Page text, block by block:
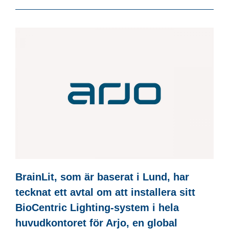
BrainLit, som är baserat i Lund, har
tecknat ett avtal om att installera sitt
BioCentric Lighting-system i hela
huvudkontoret för Arjo, en global